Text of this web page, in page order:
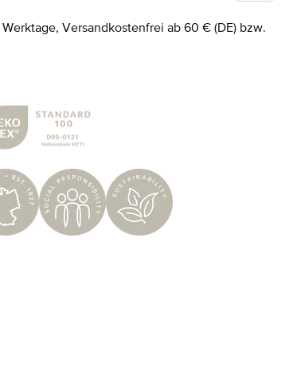
Werktage, Versandkostenfrei ab 60 € (DE) bzw.